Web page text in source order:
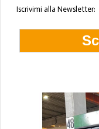
Iscrivimi alla Newsletter: